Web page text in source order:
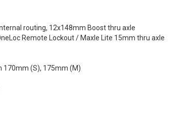
internal routing, 12x148mm Boost thru axle
Remote Lockout / Maxle Lite 15mm thru axle
170mm (S), 175mm (M)